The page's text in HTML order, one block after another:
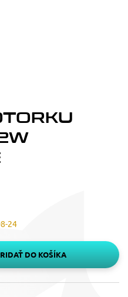
24
DO KOŠÍKA